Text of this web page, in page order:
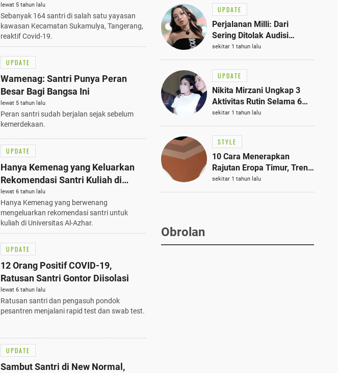
lewat 5 tahun lalu
Sebanyak 164 santri di salah satu yayasan
kawasan Kecamatan Sukamulya, Tangerang,
reaktif Covid-19.
UPDATE
Wamenag: Santri Punya Peran
Besar Bagi Bangsa Ini
lewat 5 tahun lalu
Peran santri sudah berjalan sejak sebelum
kemerdekaan.
UPDATE
Hanya Kemenag yang Keluarkan
Rekomendasi Santri Kuliah di
Mesir
lewat 6 tahun lalu
Hanya Kemenag yang berwenang
mengeluarkan rekomendasi santri untuk
kuliah di Universitas Al-Azhar.
UPDATE
12 Orang Positif COVID-19,
Ratusan Santri Gontor Diisolasi
lewat 6 tahun lalu
Ratusan santri dan pengasuh pondok
pesantren menjalani rapid test dan swab test.
UPDATE
Sambut Santri di New Normal,
UPDATE
Perjalanan Milli: Dari
Sering Ditolak Audisi
hingga Menjadi Rapper Top
10 Thailand
sekitar 1 tahun lalu
UPDATE
Nikita Mirzani Ungkap 3
Aktivitas Rutin Selama 6
Bulan di Rutan Pondok
Bambu, Terungkap!
sekitar 1 tahun lalu
STYLE
10 Cara Menerapkan
Rajutan Eropa Timur, Tren
Mode Terbaik dan Paling
Dicari 2023
sekitar 1 tahun lalu
Obrolan